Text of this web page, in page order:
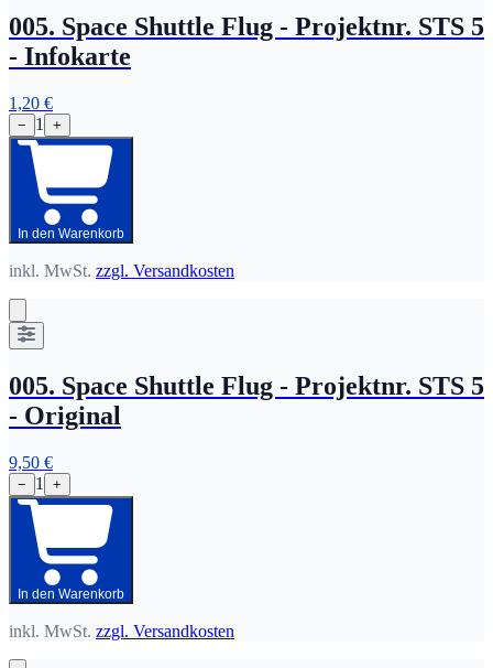
005. Space Shuttle Flug - Projektnr. STS 5
- Infokarte
1,20 €
− 1 +
In den Warenkorb
inkl. MwSt. zzgl. Versandkosten
005. Space Shuttle Flug - Projektnr. STS 5
- Original
9,50 €
− 1 +
In den Warenkorb
inkl. MwSt. zzgl. Versandkosten